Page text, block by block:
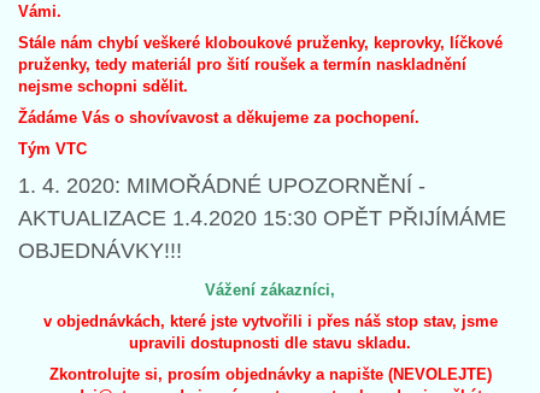
Vámi.
Stále nám chybí veškeré kloboukové pruženky, keprovky, líčkové
pruženky, tedy materiál pro šití roušek a termín naskladnění
nejsme schopni sdělit.
Žádáme Vás o shovívavost a děkujeme za pochopení.
Tým VTC
1. 4. 2020: MIMOŘÁDNÉ UPOZORNĚNÍ -
AKTUALIZACE 1.4.2020 15:30 OPĚT PŘIJÍMÁME
OBJEDNÁVKY!!!
Vážení zákazníci,
v objednávkách, které jste vytvořili i přes náš stop stav, jsme
upravili dostupnosti dle stavu skladu.
Zkontrolujte si, prosím objednávky a napište (NEVOLEJTE)